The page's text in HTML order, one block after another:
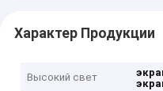
Характер Продукции
Высокий свет